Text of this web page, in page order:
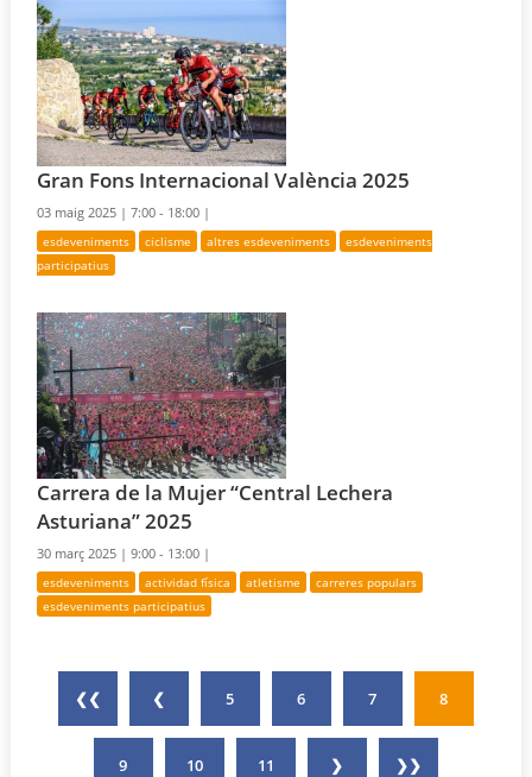
Gran Fons Internacional València 2025
03 maig 2025 |7:00 - 18:00 |
esdeveniments ciclisme altres esdeveniments
esdeveniments
participatius
Carrera de la Mujer “Central Lechera
Asturiana” 2025
30 març 2025 |9:00 - 13:00 |
esdeveniments actividad física atletisme
carreres populars
esdeveniments participatius
❮❮ ❮ 5 6 7 8
9 10 11 ❯ ❯❯